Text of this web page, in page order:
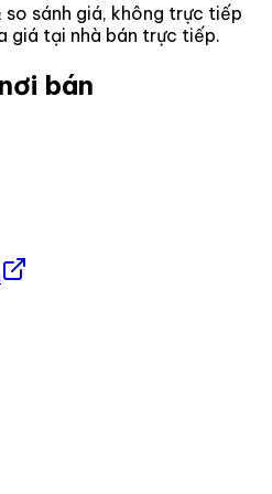
sánh giá, không trực tiếp
giá tại nhà bán trực tiếp.
bán